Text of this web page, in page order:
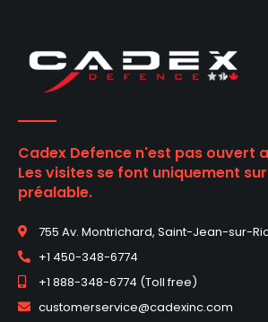
Cadex Defence n'est pas ouvert
Les visites se font uniquement
préalable.
755 Av. Montrichard, Saint-Jean-sur-
+1 450-348-6774
+1 888-348-6774 (Toll free)
customerservice@cadexinc.com